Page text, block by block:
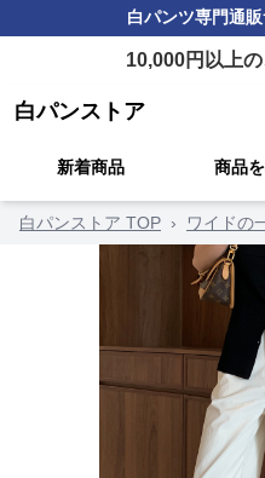
白パンツ専門通
10,000円以上
白パンストア
新着商品 商品
白パンストア TOP › ワイドの